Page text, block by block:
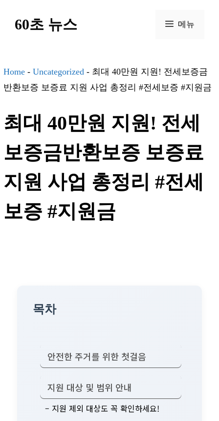
건
너
기
60초 뉴스 메뉴
Home - Uncategorized - 최대 40만원 지원! 전세보증금
반환보증 보증료 지원 사업 총정리 #전세보증 #지원금
최대 40만원 지원! 전세
보증금반환보증 보증료
지원 사업 총정리 #전세
보증 #지원금
목차
안전한 주거를 위한 첫걸음
지원 대상 및 범위 안내
– 지원 제외 대상도 꼭 확인하세요!